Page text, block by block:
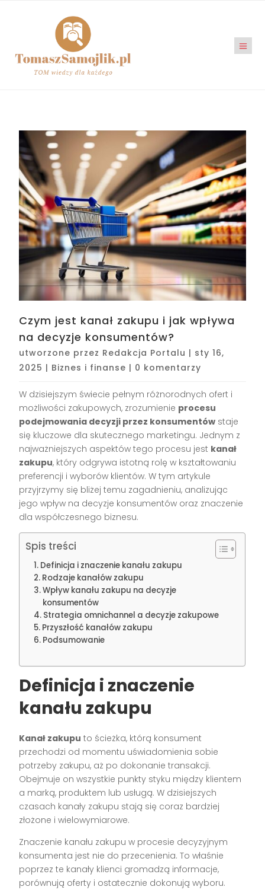
Czym jest kanał zakupu i jak wpływa
na decyzje konsumentów?
utworzone przez Redakcja Portalu | sty 16,
2025 | Biznes i finanse | 0 komentarzy
W dzisiejszym świecie pełnym różnorodnych ofert i
możliwości zakupowych, zrozumienie procesu
podejmowania decyzji przez konsumentów staje
się kluczowe dla skutecznego marketingu. Jednym z
najważniejszych aspektów tego procesu jest kanał
zakupu, który odgrywa istotną rolę w kształtowaniu
preferencji i wyborów klientów. W tym artykule
przyjrzymy się bliżej temu zagadnieniu, analizując
jego wpływ na decyzje konsumentów oraz znaczenie
dla współczesnego biznesu.
Spis treści
Definicja i znaczenie kanału zakupu
Rodzaje kanałów zakupu
Wpływ kanału zakupu na decyzje
konsumentów
Strategia omnichannel a decyzje zakupowe
Przyszłość kanałów zakupu
Podsumowanie
Definicja i znaczenie
kanału zakupu
Kanał zakupu to ścieżka, którą konsument
przechodzi od momentu uświadomienia sobie
potrzeby zakupu, aż po dokonanie transakcji.
Obejmuje on wszystkie punkty styku między klientem
a marką, produktem lub usługą. W dzisiejszych
czasach kanały zakupu stają się coraz bardziej
złożone i wielowymiarowe.
Znaczenie kanału zakupu w procesie decyzyjnym
konsumenta jest nie do przecenienia. To właśnie
poprzez te kanały klienci gromadzą informacje,
porównują oferty i ostatecznie dokonują wyboru.